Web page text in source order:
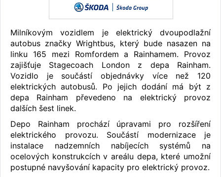
Milníkovým vozidlem je elektrický dvoupodlažní
autobus značky Wrightbus, který bude nasazen na
linku 165 mezi Romfordem a Rainhamem. Provoz
zajišťuje Stagecoach London z depa Rainham.
Vozidlo je součástí objednávky více než 120
elektrických autobusů. Po jejich dodání má být z
depa Rainham převedeno na elektrický provoz
dalších šest linek.
Depo Rainham prochází úpravami pro rozšíření
elektrického provozu. Součástí modernizace je
instalace nadzemních nabíjecích systémů na
ocelových konstrukcích v areálu depa, které umožní
postupné navyšování kapacity pro elektrický provoz.